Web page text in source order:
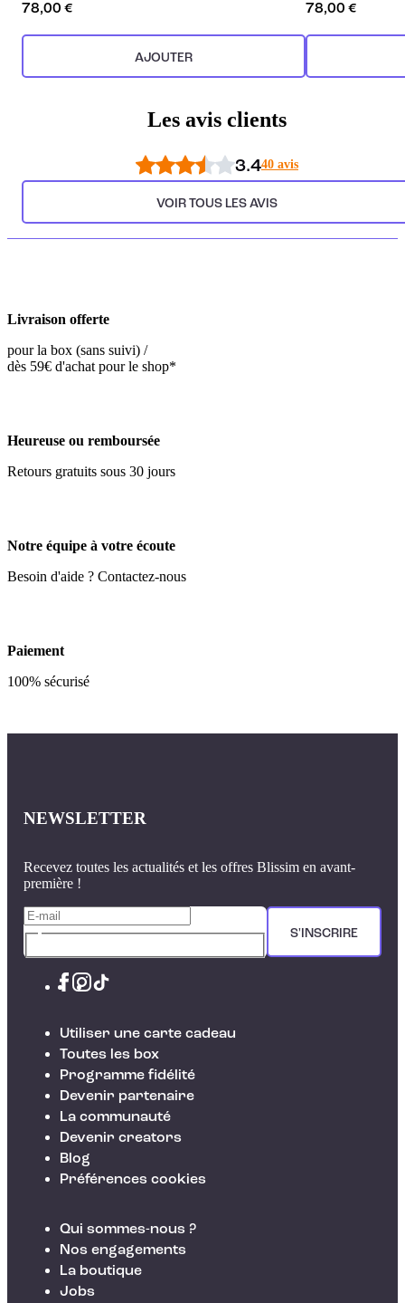
78,00 €
AJOUTER
78,00 €
Les avis clients
3.440 avis
VOIR TOUS LES AVIS
Livraison offerte
pour la box (sans suivi) /
dès 59€ d'achat pour le shop*
Heureuse ou remboursée
Retours gratuits sous 30 jours
Notre équipe à votre écoute
Besoin d'aide ? Contactez-nous
Paiement
100% sécurisé
NEWSLETTER
Recevez toutes les actualités et les offres Blissim en avant-
première !
S'INSCRIRE
Utiliser une carte cadeau
Toutes les box
Programme fidélité
Devenir partenaire
La communauté
Devenir creators
Blog
Préférences cookies
Qui sommes-nous ?
Nos engagements
La boutique
Jobs